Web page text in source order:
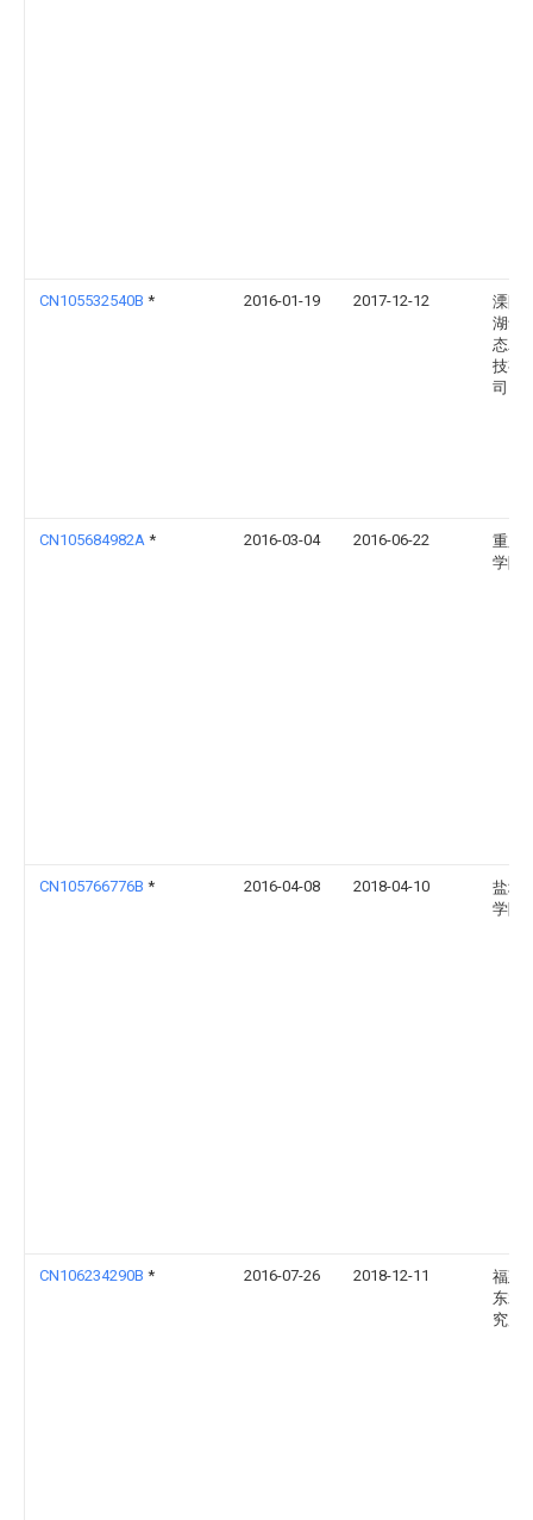
CN105532540B * 2016-01-19 2017-12-12
溧阳
湖华
态农
技有
司
CN105684982A * 2016-03-04 2016-06-22
重庆
学院
CN105766776B * 2016-04-08 2018-04-10
盐城
学院
CN106234290B * 2016-07-26 2018-12-11
福建
东水
究所